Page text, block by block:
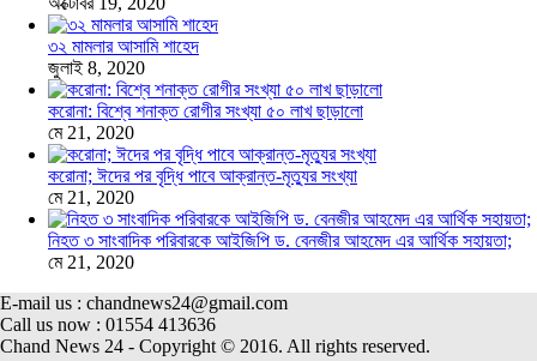
৩২ মামলার আসামি শাহেদ
জুলাই 8, 2020
করোনা: বিশ্বে শনাক্ত রোগীর সংখ্যা ৫০ লাখ ছাড়ালো
মে 21, 2020
করোনা; ঈদের পর বৃদ্ধি পাবে আক্রান্ত-মৃত্যুর সংখ্যা
মে 21, 2020
নিহত ৩ সাংবাদিক পরিবারকে আইজিপি ড. বেনজীর আহমেদ এর আর্থিক সহায়তা;
মে 21, 2020
E-mail us : chandnews24@gmail.com
Call us now : 01554 413636
Chand News 24 - Copyright © 2016. All rights reserved.